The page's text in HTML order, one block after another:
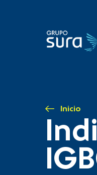
Inicio